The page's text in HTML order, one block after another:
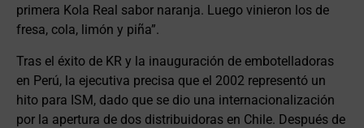
primera Kola Real sabor naranja. Luego vinieron los de
fresa, cola, limón y piña”.
Tras el éxito de KR y la inauguración de embotelladoras
en Perú, la ejecutiva precisa que el 2002 representó un
hito para ISM, dado que se dio una internacionalización
por la apertura de dos distribuidoras en Chile. Después de